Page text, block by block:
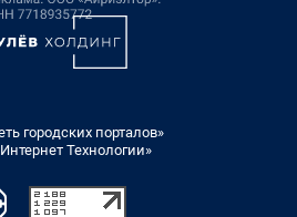
городских порталов»
Технологии»